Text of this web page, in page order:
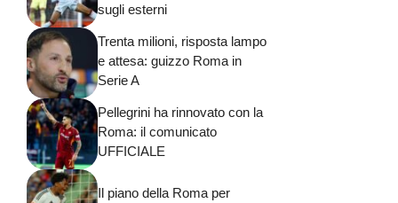
sugli esterni
Trenta milioni, risposta lampo
e attesa: guizzo Roma in
Serie A
Pellegrini ha rinnovato con la
Roma: il comunicato
UFFICIALE
Il piano della Roma per